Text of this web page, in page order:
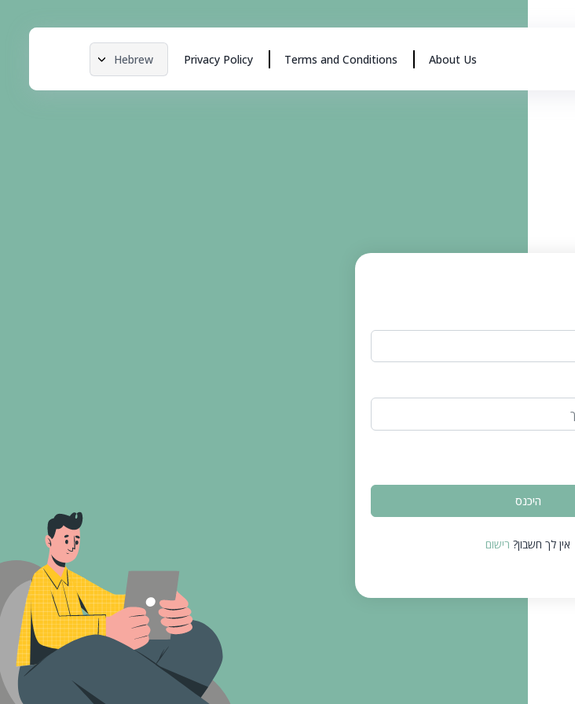
About Us
Terms and Conditions
Privacy Policy
Hebrew
אין לך חשבון? רישום